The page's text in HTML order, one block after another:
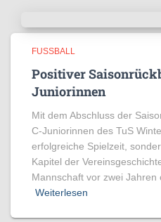
FUSSBALL
Positiver
Juniorinnen
Mit dem Abschluss der
C-Juniorinnen des TuS
erfolgreiche Spielzeit,
Kapitel der
Mannschaft vor zwei Jahren
Weiterlesen